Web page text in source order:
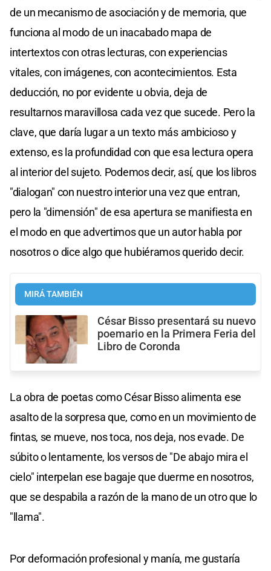
de un mecanismo de asociación y de memoria, que
funciona al modo de un inacabado mapa de
intertextos con otras lecturas, con experiencias
vitales, con imágenes, con acontecimientos. Esta
deducción, no por evidente u obvia, deja de
resultarnos maravillosa cada vez que sucede. Pero la
clave, que daría lugar a un texto más ambicioso y
extenso, es la profundidad con que esa lectura opera
al interior del sujeto. Podemos decir, así, que los libros
"dialogan" con nuestro interior una vez que entran,
pero la "dimensión" de esa apertura se manifiesta en
el modo en que advertimos que un autor habla por
nosotros o dice algo que hubiéramos querido decir.
MIRÁ TAMBIÉN
César Bisso presentará su nuevo
poemario en la Primera Feria del
Libro de Coronda
La obra de poetas como César Bisso alimenta ese
asalto de la sorpresa que, como en un movimiento de
fintas, se mueve, nos toca, nos deja, nos evade. De
súbito o lentamente, los versos de "De abajo mira el
cielo" interpelan ese bagaje que duerme en nosotros,
que se despabila a razón de la mano de un otro que lo
"llama".
Por deformación profesional y manía, me gustaría